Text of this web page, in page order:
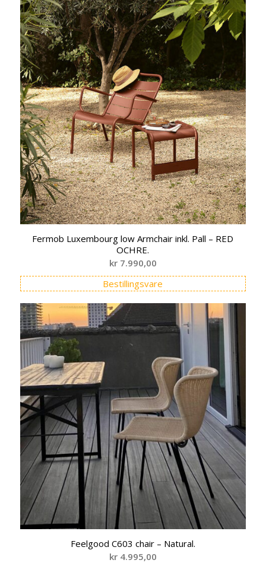
Fermob Luxembourg low Armchair inkl. Pall – RED
OCHRE.
kr7.990,00
Bestillingsvare
Feelgood C603 chair – Natural.
kr4.995,00